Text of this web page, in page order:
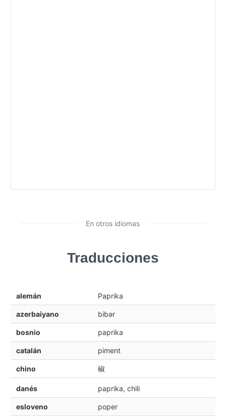
En otros idiomas
Traducciones
alemán Paprika
azerbaiyano bibər
bosnio paprika
catalán piment
chino 椒
danés paprika, chili
esloveno poper